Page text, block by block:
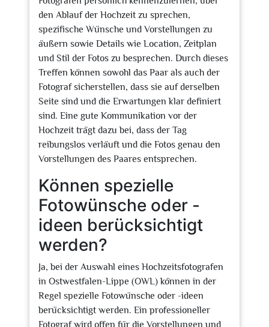
den Ablauf der Hochzeit zu sprechen,
spezifische Wünsche und Vorstellungen zu
äußern sowie Details wie Location, Zeitplan
und Stil der Fotos zu besprechen. Durch dieses
Treffen können sowohl das Paar als auch der
Fotograf sicherstellen, dass sie auf derselben
Seite sind und die Erwartungen klar definiert
sind. Eine gute Kommunikation vor der
Hochzeit trägt dazu bei, dass der Tag
reibungslos verläuft und die Fotos genau den
Vorstellungen des Paares entsprechen.
Können spezielle
Fotowünsche oder -
ideen berücksichtigt
werden?
Ja, bei der Auswahl eines Hochzeitsfotografen
in Ostwestfalen-Lippe (OWL) können in der
Regel spezielle Fotowünsche oder -ideen
berücksichtigt werden. Ein professioneller
Fotograf wird offen für die Vorstellungen und